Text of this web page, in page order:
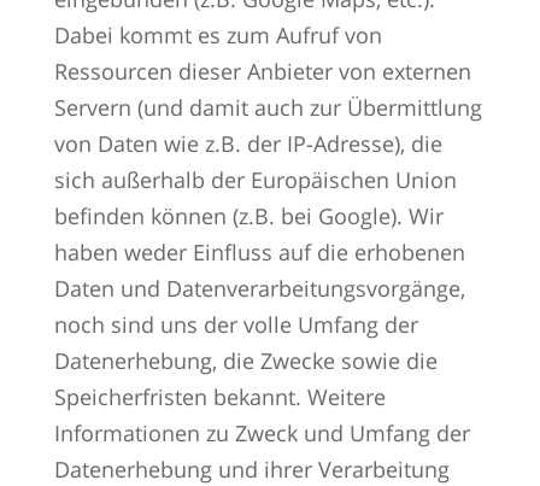
Dabei kommt es zum Aufruf von
Ressourcen dieser Anbieter von externen
Servern (und damit auch zur Übermittlung
von Daten wie z.B. der IP-Adresse), die
sich außerhalb der Europäischen Union
befinden können (z.B. bei Google). Wir
haben weder Einfluss auf die erhobenen
Daten und Datenverarbeitungsvorgänge,
noch sind uns der volle Umfang der
Datenerhebung, die Zwecke sowie die
Speicherfristen bekannt. Weitere
Informationen zu Zweck und Umfang der
Datenerhebung und ihrer Verarbeitung